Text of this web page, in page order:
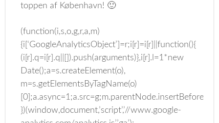
toppen af København! 🙂
(function(i,s,o,g,r,a,m)
{i[‘GoogleAnalyticsObject’]=r;i[r]=i[r]||function(){
(i[r].q=i[r].q||[]).push(arguments)},i[r].l=1*new
Date();a=s.createElement(o),
m=s.getElementsByTagName(o)
})(window,document,’script’,’//www.google-